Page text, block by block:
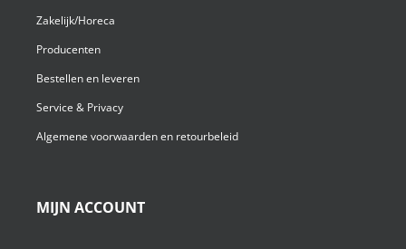
Zakelijk/Horeca
Producenten
Bestellen en leveren
Service & Privacy
Algemene voorwaarden en retourbeleid
MIJN ACCOUNT